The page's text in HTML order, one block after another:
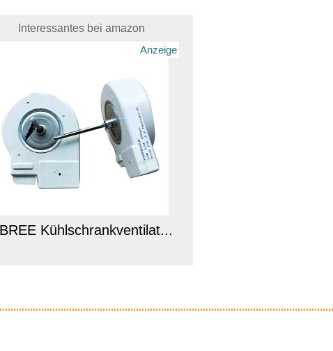
Interessantes bei amazon
Anzeige
Kühlschrankventilat...